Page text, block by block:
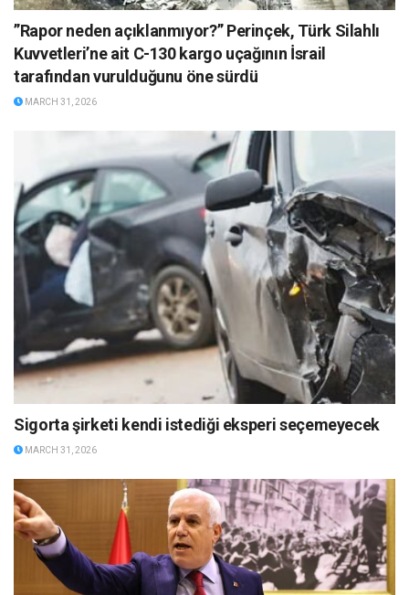
”Rapor neden açıklanmıyor?” Perinçek, Türk Silahlı
Kuvvetleri’ne ait C-130 kargo uçağının İsrail
tarafından vurulduğunu öne sürdü
MARCH 31, 2026
Sigorta şirketi kendi istediği eksperi seçemeyecek
MARCH 31, 2026